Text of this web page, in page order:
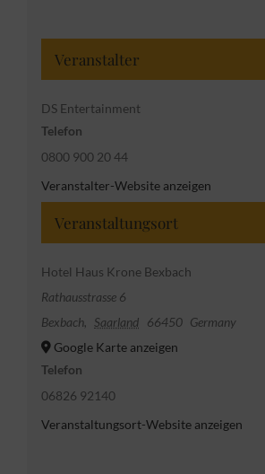
Veranstaltungsort
Hotel Haus Krone Bexbach
Rathausstrasse 6
Bexbach, Saarland 66450 Germany
Google Karte anzeigen
Telefon
06826 92140
Veranstaltungsort-Website anzeigen
Veranstalter
DS Entertainment
Telefon
0800 900 20 44
Veranstalter-Website anzeigen